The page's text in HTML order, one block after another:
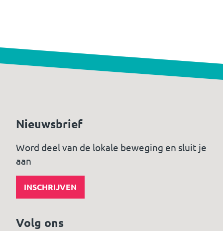
Nieuwsbrief
Word deel van de lokale beweging en sluit je
aan
INSCHRIJVEN
Volg ons